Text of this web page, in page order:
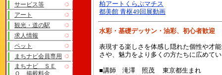
サービス等
アート
観光・道の駅
求人情報
ペット
まちナビ会員専用
まちナビ ＳＥ
Ｏ 掲載料金
柏アートくらぶマチス
都美館 青枢49回展動画
水彩・基礎デッサン・油彩、初心者歓
表現する楽しさを体感し隠れた個性や才
さや、魅力をより多くの方たちに広めて
■講師 滝澤 照茂 東京都生まれ